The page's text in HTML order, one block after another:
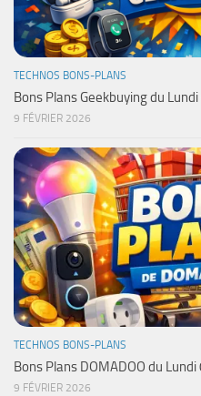
TECHNOS BONS-PLANS
Bons Plans Geekbuying du
9 FÉVRIER 2026
TECHNOS BONS-PLANS
Bons Plans DOMADOO du
9 FÉVRIER 2026